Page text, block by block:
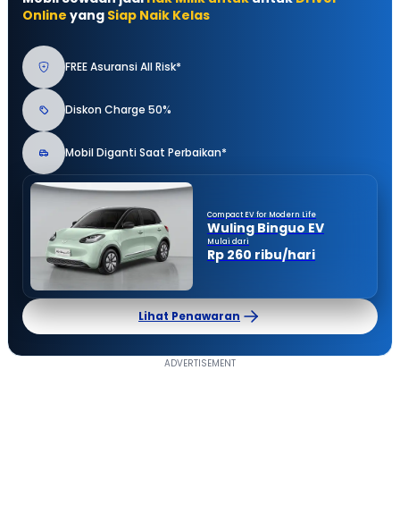
Online yang Siap Naik Kelas
FREE Asuransi All Risk*
Diskon Charge 50%
Mobil Diganti Saat Perbaikan*
Compact EV for Modern Life
Wuling Binguo EV
Mulai dari
Rp 260 ribu/hari
Lihat Penawaran